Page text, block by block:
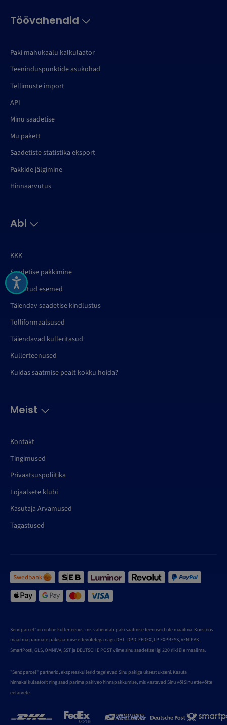
Töövahendid
Paki mahukaalu kalkulaator
Teeninduspunktide asukohad
Tellimuste import
API
Minu saadetise
Mu pakett
Saadetiste statistika eksport
Pakkide jälgimine
Hinnaarvutus
Abi
KKK
Saadetise pakkimine
Keelatud esemed
Täiendav saadetise kindlustus
Tolliformaalsused
Täiendavad kulleritasud
Kullerteenused
Kuidas saatmise pealt kokku hoida?
Meist
Kontakt
Tingimused
Privaatsuspoliitika
Lojaalsete klubi
Kasutaja Arvamused
Tagastused
Sendparcel" on online kullerteenus, mis vahendab paki saatmise teenuseid üle maailma. Koostöös
maailma parimate pakisaatmise ettevõtetega nagu DHL, DPD, FEDEX, LP EXPRESS, VENIPAK,
SmartPosti, GLS, OMNIVA, SST ja DEUTSCHE POST viime sinu saadetise ligi 220 riiki üle maailma.
"Sendparcel" partnerid, ekspresskullerid tegelevad Sinu pakiga uksest ukseni. Kasuta
hinnakalkulaatorit ning saad parima pakiveo hinnapakkumise, mis vastavad Sinu või Sinu ettevõtte
eelarvele.